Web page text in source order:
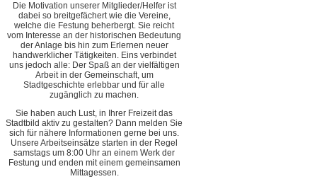
Die Motivation unserer Mitglieder/Helfer ist
dabei so breitgefächert wie die Vereine,
welche die Festung beherbergt. Sie reicht
vom Interesse an der historischen Bedeutung
der Anlage bis hin zum Erlernen neuer
handwerklicher Tätigkeiten. Eins verbindet
uns jedoch alle: Der Spaß an der vielfältigen
Arbeit in der Gemeinschaft, um
Stadtgeschichte erlebbar und für alle
zugänglich zu machen.
Sie haben auch Lust, in Ihrer Freizeit das
Stadtbild aktiv zu gestalten? Dann melden Sie
sich für nähere Informationen gerne bei uns.
Unsere Arbeitseinsätze starten in der Regel
samstags um 8:00 Uhr an einem Werk der
Festung und enden mit einem gemeinsamen
Mittagessen.